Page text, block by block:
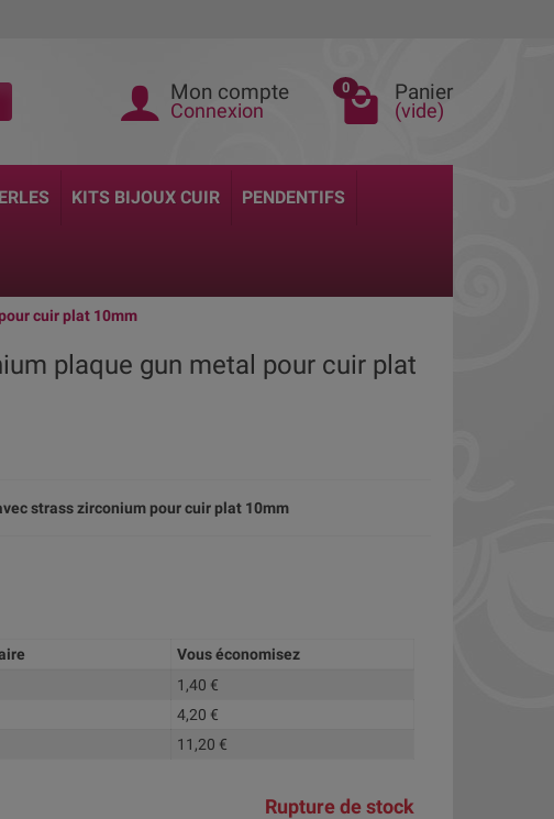
Mon compte
Connexion
0 Panier
(vide)
KITS BIJOUX CUIR PENDENTIFS
cuir plat 10mm
plaque gun metal pour cuir plat
strass zirconium pour cuir plat 10mm
Vous économisez
1,40 €
4,20 €
11,20 €
Rupture de stock